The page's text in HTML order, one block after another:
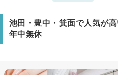
池田・豊中・箕面で人気が
年中無休